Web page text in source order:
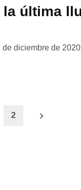
última
de diciembre de 2020
2